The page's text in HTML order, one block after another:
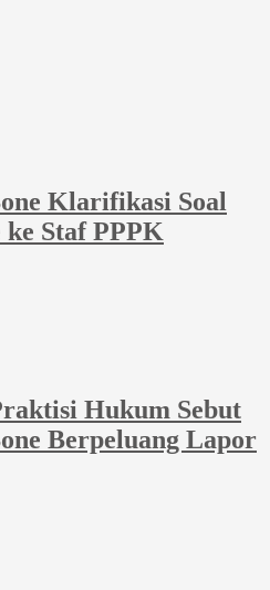
Klarifikasi Soal
Staf PPPK
Hukum Sebut
Berpeluang Lapor